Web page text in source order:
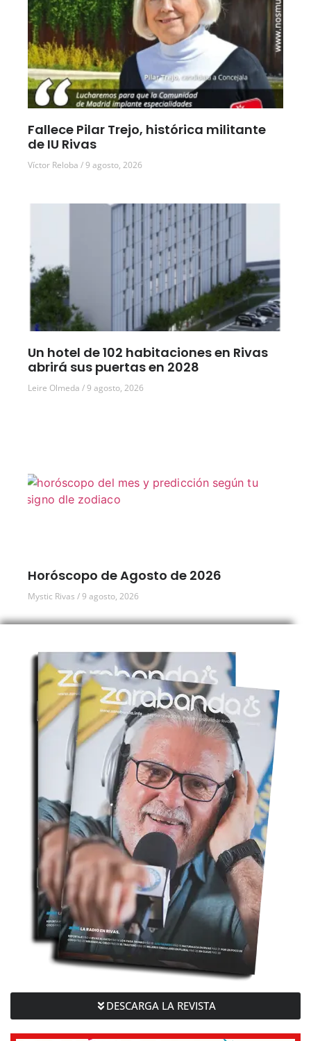
Fallece Pilar Trejo, histórica militante
de IU Rivas
Víctor Reloba 9 agosto, 2026
Un hotel de 102 habitaciones en Rivas
abrirá sus puertas en 2028
Leire Olmeda 9 agosto, 2026
Horóscopo de Agosto de 2026
Mystic Rivas 9 agosto, 2026
DESCARGA LA REVISTA